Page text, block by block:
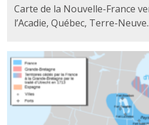
Carte de la Nouvelle-France
l’Acadie, Québec, Terre-